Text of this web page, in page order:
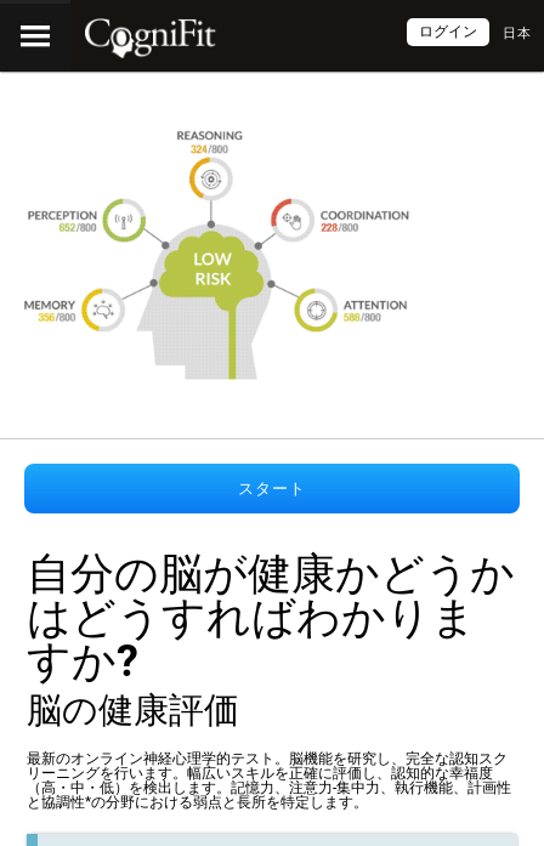
日本
ログイン
スタート
自分の脳が健康かどうか
はどうすればわかりま
すか?
脳の健康評価
最新のオンライン神経心理学的テスト。脳機能を研究し、完全な認知スク
リーニングを行います。幅広いスキルを正確に評価し、認知的な幸福度
（高・中・低）を検出します。記憶力、注意力-集中力、執行機能、計画性
と協調性*の分野における弱点と長所を特定します。